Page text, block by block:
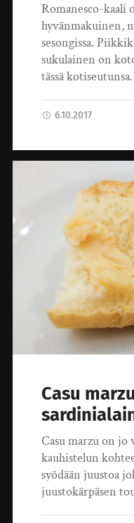
Romanesco-kaali
hyvänmakuinen,
sesongissa.
sukulainen on
tässä
6.10.2017
Casu
Casu marzu on jo
kauhistelun
syödään juustoa
juustokärpäsen